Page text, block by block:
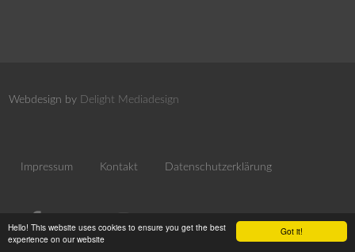
Got it!
Hello! This website uses cookies to ensure you get the best
experience on our website
Webdesign by Delight Mediadesign
Impressum Kontakt Datenschutzerklärung